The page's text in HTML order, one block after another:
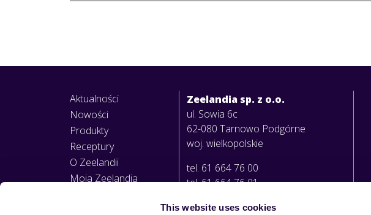
This website uses cookies
Aktualności
Nowości
Produkty
Receptury
O Zeelandii
Moja Zeelandia
Zeelandia sp. z o.o.
ul. Sowia 6c
62-080 Tarnowo Podgórne
woj. wielkopolskie
tel. 61 664 76 00
tel. 61 664 76 01
info@zeelandia.pl